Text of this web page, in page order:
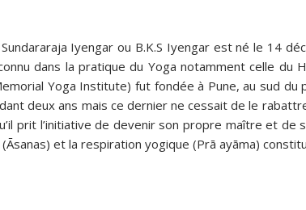
Iyengar ou B.K.S Iyengar est né le 14
dans la pratique du Yoga notamment celle du
Yoga Institute) fut fondée à Pune, au sud du
deux ans mais ce dernier ne cessait de le
prit l’initiative de devenir son propre maître et
et la respiration yogique (Prā ayāma)